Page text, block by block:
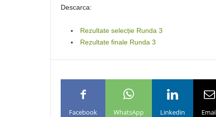
Descarca:
Rezultate selecție Runda 3
Rezultate finale Runda 3
Facebook WhatsApp Linkedin